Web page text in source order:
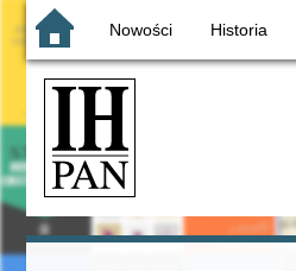
Nowości Historia